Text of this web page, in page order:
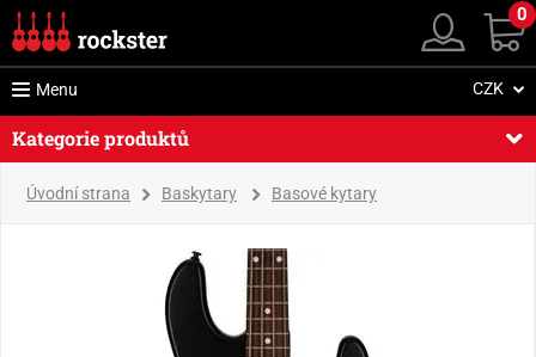
0
Menu CZK
Kategorie produktů
Úvodní strana Baskytary Basové kytary